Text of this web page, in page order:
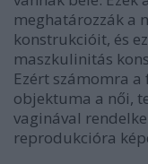
meghatározzák a
konstrukcióit, és
maszkulinitás
Ezért számomra
objektuma a női,
vaginával
reprodukcióra